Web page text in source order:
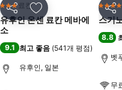
공유 즐겨찾기에 추가
3 성급료칸
유후인 온센 료칸 메바에
소
9.1 최고 좋음 (541개 평점)
유후인, 일본
공유
4 성급
스기
8.8
벳
무